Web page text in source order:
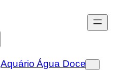
Aquário Água Doce